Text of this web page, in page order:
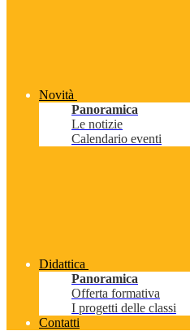
Novità
Panoramica
Le notizie
Calendario eventi
Didattica
Panoramica
Offerta formativa
I progetti delle classi
Contatti